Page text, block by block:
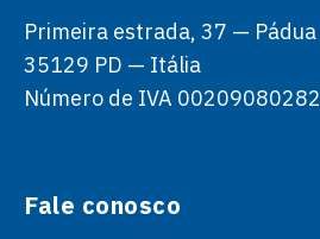
Primeira estrada, 37 — Pádua
35129 PD — Itália
Número de IVA 00209080282
Fale conosco